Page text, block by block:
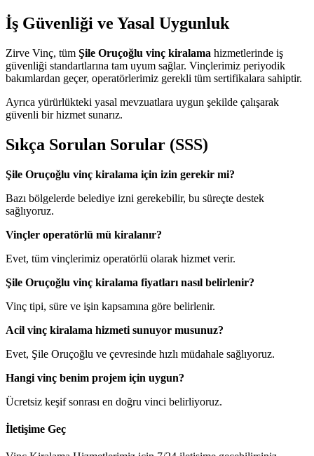
İş Güvenliği ve Yasal Uygunluk
Zirve Vinç, tüm Şile Oruçoğlu vinç kiralama hizmetlerinde iş
güvenliği standartlarına tam uyum sağlar. Vinçlerimiz periyodik
bakımlardan geçer, operatörlerimiz gerekli tüm sertifikalara sahiptir.
Ayrıca yürürlükteki yasal mevzuatlara uygun şekilde çalışarak
güvenli bir hizmet sunarız.
Sıkça Sorulan Sorular (SSS)
Şile Oruçoğlu vinç kiralama için izin gerekir mi?
Bazı bölgelerde belediye izni gerekebilir, bu süreçte destek
sağlıyoruz.
Vinçler operatörlü mü kiralanır?
Evet, tüm vinçlerimiz operatörlü olarak hizmet verir.
Şile Oruçoğlu vinç kiralama fiyatları nasıl belirlenir?
Vinç tipi, süre ve işin kapsamına göre belirlenir.
Acil vinç kiralama hizmeti sunuyor musunuz?
Evet, Şile Oruçoğlu ve çevresinde hızlı müdahale sağlıyoruz.
Hangi vinç benim projem için uygun?
Ücretsiz keşif sonrası en doğru vinci belirliyoruz.
İletişime Geç